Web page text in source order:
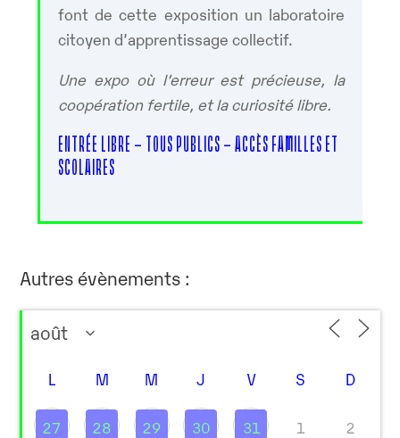
font de cette exposition un laboratoire
citoyen d’apprentissage collectif.
Une expo où l’erreur est précieuse, la
coopération fertile, et la curiosité libre.
ENTRÉE LIBRE – TOUS PUBLICS – ACCÈS FAMILLES ET
SCOLAIRES
Autres évènements :
L M M J V S D
27 28 29 30 31 1 2